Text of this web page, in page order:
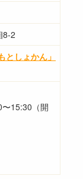
8-2
しょかん」
15:30（開